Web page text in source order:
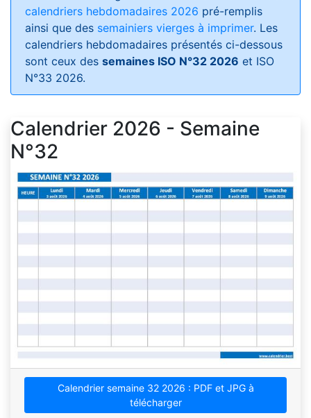
calendriers hebdomadaires 2026 pré-remplis
ainsi que des semainiers vierges à imprimer. Les
calendriers hebdomadaires présentés ci-dessous
sont ceux des semaines ISO N°32 2026 et ISO
N°33 2026.
Calendrier 2026 - Semaine
N°32
Calendrier semaine 32 2026 : PDF et JPG à
télécharger